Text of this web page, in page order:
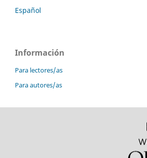
Español
Información
Para lectores/as
Para autores/as